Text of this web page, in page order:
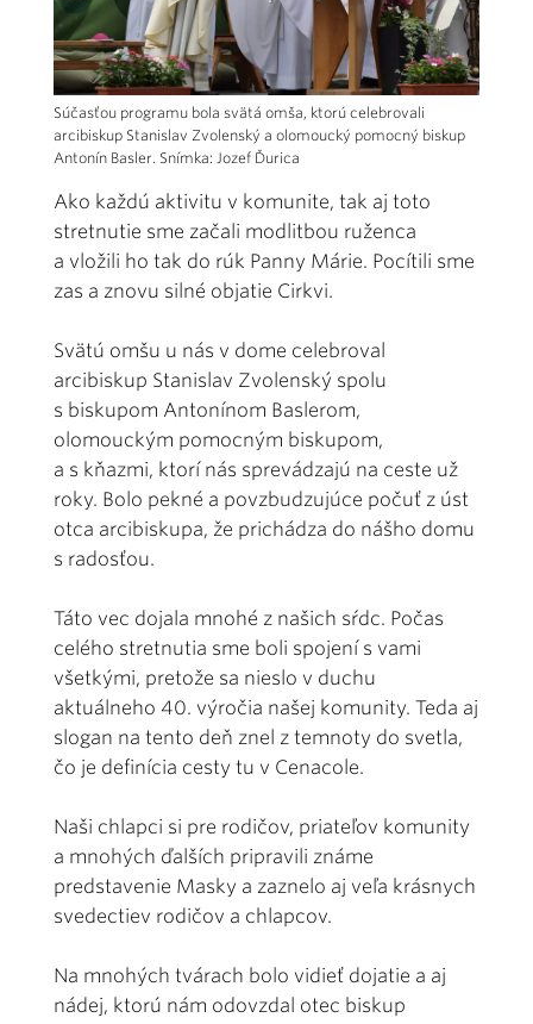
Súčasťou programu bola svätá omša, ktorú celebrovali
arcibiskup Stanislav Zvolenský a olomoucký pomocný biskup
Antonín Basler. Snímka: Jozef Ďurica
Ako každú aktivitu v komunite, tak aj toto
stretnutie sme začali modlitbou ruženca
a vložili ho tak do rúk Panny Márie. Pocítili sme
zas a znovu silné objatie Cirkvi.
Svätú omšu u nás v dome celebroval
arcibiskup Stanislav Zvolenský spolu
s biskupom Antonínom Baslerom,
olomouckým pomocným biskupom,
a s kňazmi, ktorí nás sprevádzajú na ceste už
roky. Bolo pekné a povzbudzujúce počuť z úst
otca arcibiskupa, že prichádza do nášho domu
s radosťou.
Táto vec dojala mnohé z našich sŕdc. Počas
celého stretnutia sme boli spojení s vami
všetkými, pretože sa nieslo v duchu
aktuálneho 40. výročia našej komunity. Teda aj
slogan na tento deň znel z temnoty do svetla,
čo je definícia cesty tu v Cenacole.
Naši chlapci si pre rodičov, priateľov komunity
a mnohých ďalších pripravili známe
predstavenie Masky a zaznelo aj veľa krásnych
svedectiev rodičov a chlapcov.
Na mnohých tvárach bolo vidieť dojatie a aj
nádej, ktorú nám odovzdal otec biskup